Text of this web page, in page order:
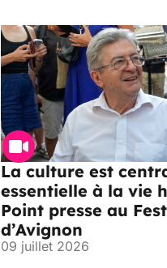
La culture est
essentielle à la vie
Point presse au
d’Avignon
09 juillet 2026